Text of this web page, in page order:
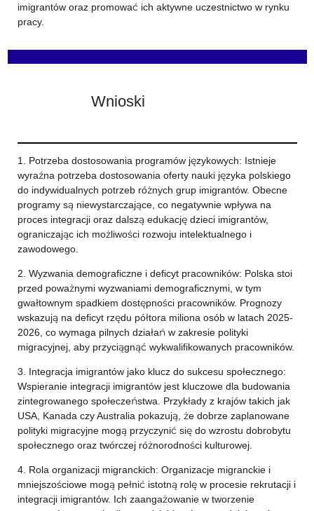
imigrantów oraz promować ich aktywne uczestnictwo w rynku
pracy.
Wnioski
1. Potrzeba dostosowania programów językowych: Istnieje
wyraźna potrzeba dostosowania oferty nauki języka polskiego
do indywidualnych potrzeb różnych grup imigrantów. Obecne
programy są niewystarczające, co negatywnie wpływa na
proces integracji oraz dalszą edukację dzieci imigrantów,
ograniczając ich możliwości rozwoju intelektualnego i
zawodowego.
2. Wyzwania demograficzne i deficyt pracowników: Polska stoi
przed poważnymi wyzwaniami demograficznymi, w tym
gwałtownym spadkiem dostępności pracowników. Prognozy
wskazują na deficyt rzędu półtora miliona osób w latach 2025-
2026, co wymaga pilnych działań w zakresie polityki
migracyjnej, aby przyciągnąć wykwalifikowanych pracowników.
3. Integracja imigrantów jako klucz do sukcesu społecznego:
Wspieranie integracji imigrantów jest kluczowe dla budowania
zintegrowanego społeczeństwa. Przykłady z krajów takich jak
USA, Kanada czy Australia pokazują, że dobrze zaplanowane
polityki migracyjne mogą przyczynić się do wzrostu dobrobytu
społecznego oraz twórczej różnorodności kulturowej.
4. Rola organizacji migranckich: Organizacje migranckie i
mniejszościowe mogą pełnić istotną rolę w procesie rekrutacji i
integracji imigrantów. Ich zaangażowanie w tworzenie